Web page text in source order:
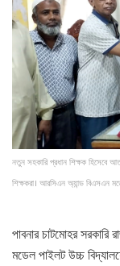
নতুন সহকারি প্রধান শিক্ষক হিসেবে
শিক্ষকরা। আরসিএন অ্যান্ড বিএসএন
পাবনার চাটমোহর
মডেল পাইলট উচ্চ